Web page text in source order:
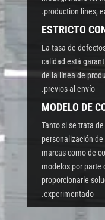
production lines,
ESTRICTO
La tasa de
calidad está
de la línea de
previos al envío.
MODELO DE
Tanto si se trata
personalización
marcas como de
modelos por parte
proporcionarle
experimentado.